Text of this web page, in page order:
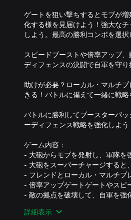
ゲートを狙い撃ちするとモブが
化する様を見届けよう！強大な
しよう。最高の勝利コンボを選択
スピードブーストや倍率アップ
ディフェンスの決闘で自軍を守
助けが必要？ローカル・マルチ
きる！バトルに備えて一緒に戦
バトルに勝利してブースターパ
ーディフェンス戦略を強化しよう
ゲーム内容：
- 大砲からモブを発射し、軍隊を
- 大砲をスーパーチャージすると
- フレンドとローカル・マルチプ
- 倍率アップゲートゲートやスピ
- 敵の拠点を破壊して、自軍を強
- キャノンやスーパーチャンピ
て、レベルアップしよう！
詳細表示